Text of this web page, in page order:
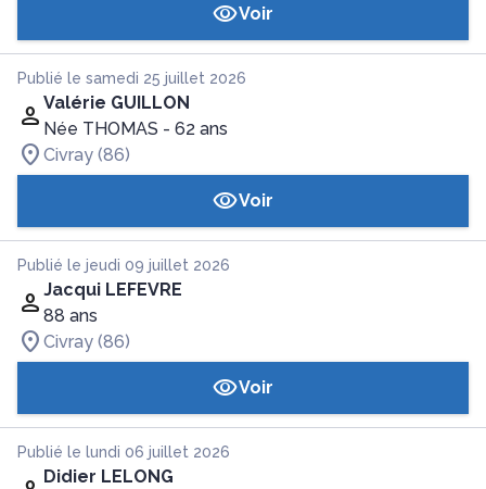
Voir
Publié le samedi 25 juillet 2026
Valérie GUILLON
Née THOMAS - 62 ans
Civray (86)
Voir
Publié le jeudi 09 juillet 2026
Jacqui LEFEVRE
88 ans
Civray (86)
Voir
Publié le lundi 06 juillet 2026
Didier LELONG